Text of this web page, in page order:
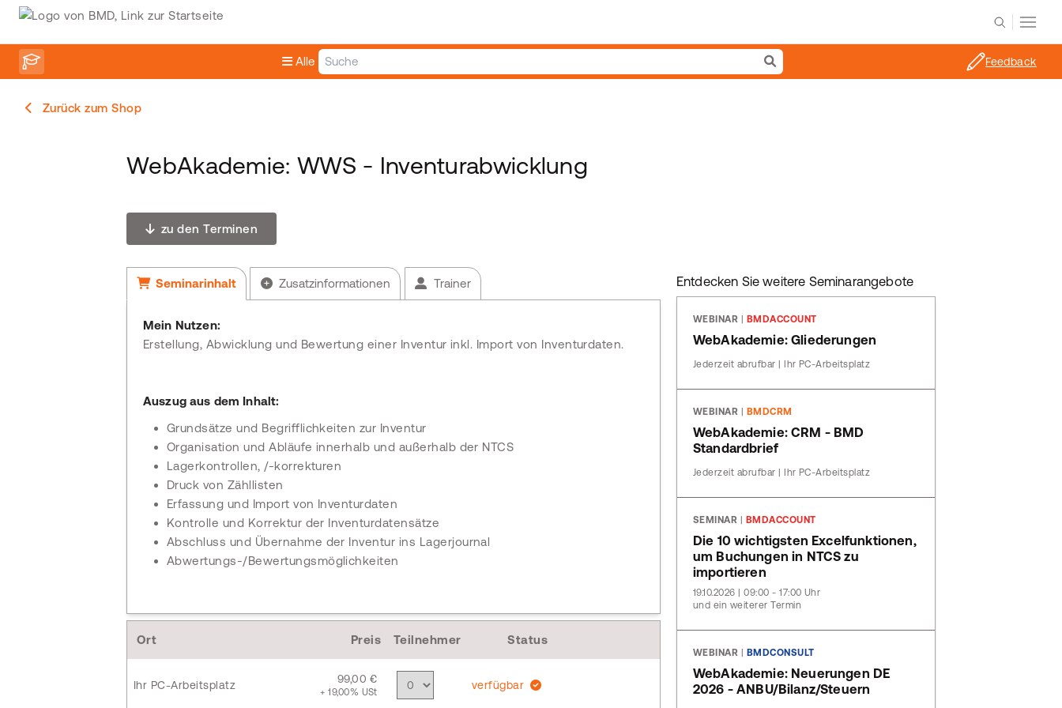
Alle Feedback
Zurück zum Shop
WebAkademie: WWS - Inventurabwicklung
zu den Terminen
Seminarinhalt Zusatzinformationen Trainer
Mein Nutzen:
Erstellung, Abwicklung und Bewertung einer Inventur inkl. Import von Inventurdaten.
Auszug aus dem Inhalt:
Grundsätze und Begrifflichkeiten zur Inventur
Organisation und Abläufe innerhalb und außerhalb der NTCS
Lagerkontrollen, /-korrekturen
Druck von Zähllisten
Erfassung und Import von Inventurdaten
Kontrolle und Korrektur der Inventurdatensätze
Abschluss und Übernahme der Inventur ins Lagerjournal
Abwertungs-/Bewertungsmöglichkeiten
Ort Preis Teilnehmer Status
Ihr PC-Arbeitsplatz 99,00 €
+ 19,00% USt
verfügbar
Entdecken Sie weitere Seminarangebote
WEBINAR BMDACCOUNT
WebAkademie: Gliederungen
Jederzeit abrufbar | Ihr PC-Arbeitsplatz
WEBINAR BMDCRM
WebAkademie: CRM - BMD
Standardbrief
Jederzeit abrufbar | Ihr PC-Arbeitsplatz
SEMINAR BMDACCOUNT
Die 10 wichtigsten Excelfunktionen,
um Buchungen in NTCS zu
importieren
19.10.2026 | 09:00 - 17:00 Uhr
und ein weiterer Termin
WEBINAR BMDCONSULT
WebAkademie: Neuerungen DE
2026 - ANBU/Bilanz/Steuern